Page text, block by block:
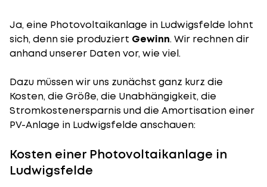
Ja, eine Photovoltaikanlage in Ludwigsfelde lohnt
sich, denn sie produziert Gewinn. Wir rechnen dir
anhand unserer Daten vor, wie viel.
Dazu müssen wir uns zunächst ganz kurz die
Kosten, die Größe, die Unabhängigkeit, die
Stromkostenersparnis und die Amortisation einer
PV-Anlage in Ludwigsfelde anschauen:
Kosten einer Photovoltaikanlage in
Ludwigsfelde